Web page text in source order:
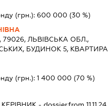
(грн.): 600 000 (30 %)
79026, ЛЬВІВСЬКА ОБЛ.,
БУДИНОК 5, КВАРТИРА
(грн.):1 400 000 (70 %)